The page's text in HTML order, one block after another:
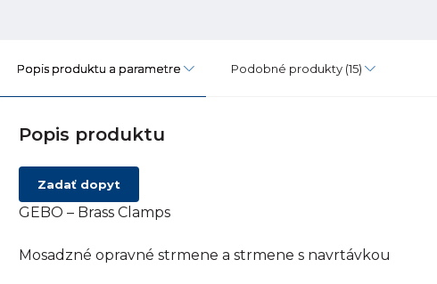
Popis produktu a parametre Podobné produkty (15)
Popis produktu
Zadať dopyt
GEBO – Brass Clamps
Mosadzné opravné strmene a strmene s navrtávkou